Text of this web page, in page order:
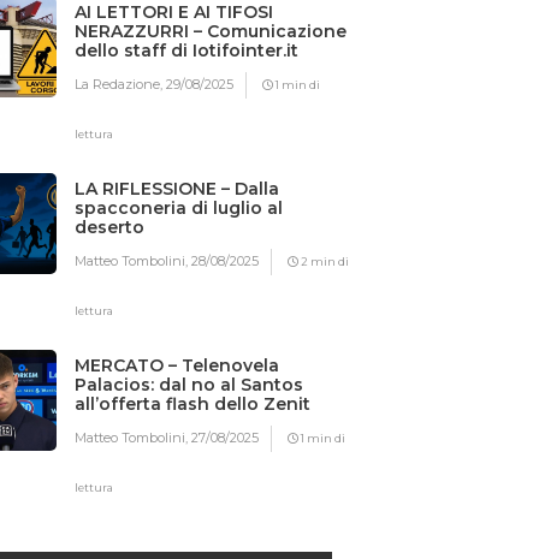
AI LETTORI E AI TIFOSI
NERAZZURRI – Comunicazione
dello staff di Iotifointer.it
La Redazione,29/08/2025 1 min di
lettura
LA RIFLESSIONE – Dalla
spacconeria di luglio al
deserto
Matteo Tombolini,28/08/2025 2 min di
lettura
MERCATO – Telenovela
Palacios: dal no al Santos
all’offerta flash dello Zenit
Matteo Tombolini,27/08/2025 1 min di
lettura